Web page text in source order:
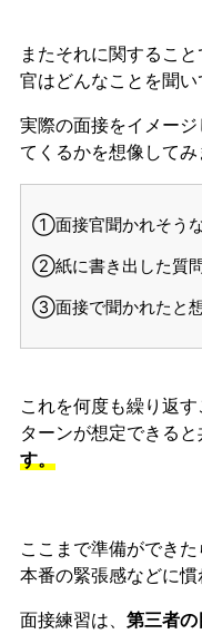
またそれに関するこ
官はどんなことを聞
実際の面接をイメー
てくるかを想像してみ
①面接官聞かれそうな
②紙に書き出した質
③面接で聞かれたと
これを何度も繰り返
ターンが想定できると
す。
ここまで準備ができ
本番の緊張感などに慣
面接練習は、 第三者